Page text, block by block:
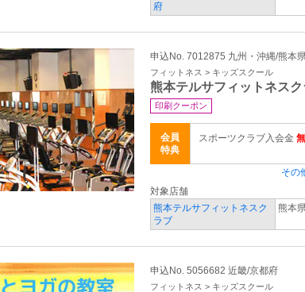
府
申込No. 7012875 九州・沖縄/熊本
フィットネス > キッズスクール
熊本テルサフィットネス
印刷クーポン
会員
特典
スポーツクラブ入会金
その
対象店舗
熊本テルサフィットネスク
ラブ
熊本
申込No. 5056682 近畿/京都府
フィットネス > キッズスクール